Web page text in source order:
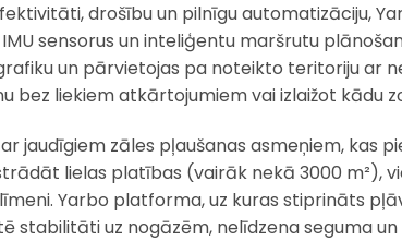
drošību un pilnīgu automatizāciju,
sensorus un inteliģentu maršrutu
un pārvietojas pa noteikto teritoriju ar
bez liekiem atkārtojumiem vai izlaižot kādu
jaudīgiem zāles pļaušanas asmeņiem, kas
lielas platības (vairāk nekā 3000 m²),
Yarbo platforma, uz kuras stiprināts
stabilitāti uz nogāzēm, nelīdzena seguma